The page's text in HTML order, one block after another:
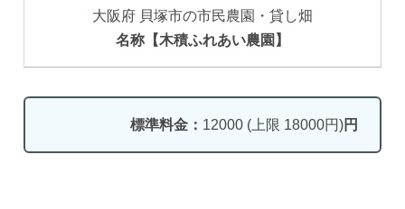
大阪府 貝塚市の市民農園・貸し畑
名称【木積ふれあい農園】
標準料金： 12000 (上限 18000円)円